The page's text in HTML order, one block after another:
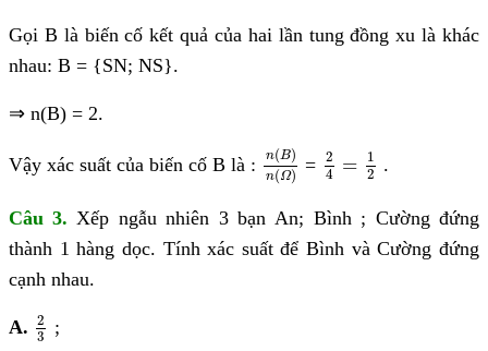
Gọi B là biến cố kết quả của hai lần tung đồng xu là khác
nhau: B = {SN; NS}.
⇒ n(B) = 2.
Vậy xác suất của biến cố B là : n(B)
n(Ω)
(B) Ω
= 2
4
=
1
2
2 2
.
Câu 3. Xếp ngẫu nhiên 3 bạn An; Bình ; Cường đứng
thành 1 hàng dọc. Tính xác suất để Bình và Cường đứng
cạnh nhau.
A. 2
3
2
;